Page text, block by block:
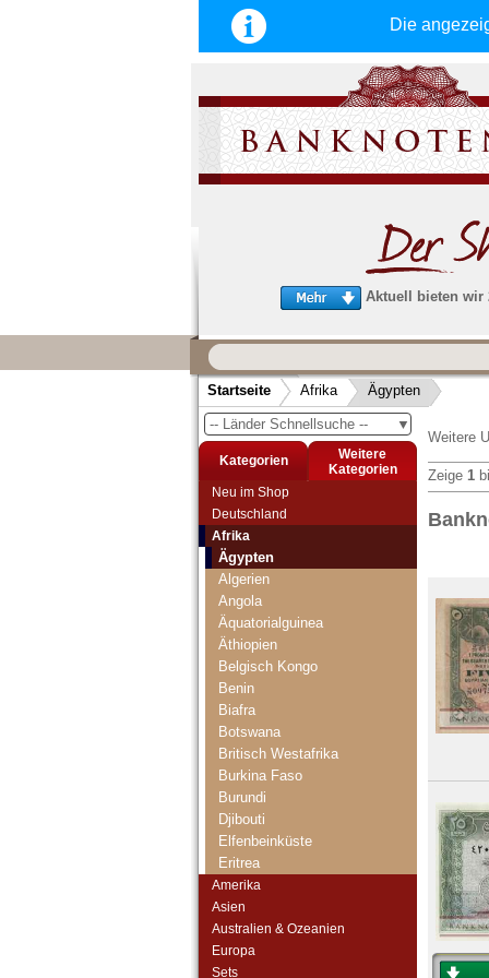
Die
Aktuell bieten wir
schnellen, sicheren und
Service
Schneller und sicherer Versand-
Bestellungen werktags bis 14:00 Uhr,
noch am selben Tag verschickt
(Versand mit DHL oder Deutsche Post)
Startseite Afrika Ägypten
▼
-- Länder Schnellsuche --
Kategorien
Weitere
Kategorien
Neu im Shop
Deutschland
Afrika
Ägypten
Algerien
Angola
Äquatorialguinea
Äthiopien
Belgisch Kongo
Benin
Biafra
Botswana
Britisch Westafrika
Burkina Faso
Burundi
Djibouti
Elfenbeinküste
Eritrea
Französisch Äquatorial-Afrika
Französisch Somaliland
Französisch Westafrika
Gabun
Gambia
Amerika
Asien
Australien & Ozeanien
Europa
Sets
Weitere
Zeige 1